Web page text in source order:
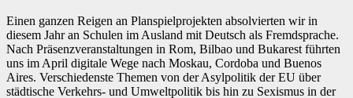
Einen ganzen Reigen an Planspielprojekten absolvierten wir in
diesem Jahr an Schulen im Ausland mit Deutsch als Fremdsprache.
Nach Präsenzveranstaltungen in Rom, Bilbao und Bukarest führten
uns im April digitale Wege nach Moskau, Cordoba und Buenos
Aires. Verschiedenste Themen von der Asylpolitik der EU über
städtische Verkehrs- und Umweltpolitik bis hin zu Sexismus in der